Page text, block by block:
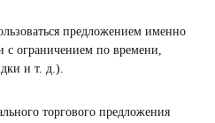
предложением именно
с ограничением по времени,
и т. д.).
торгового предложения